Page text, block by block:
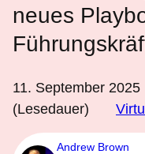
neues
11. September 2025
(Lesedauer)
Andrew Brown